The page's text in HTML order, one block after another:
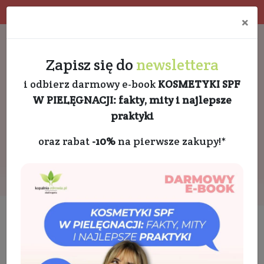
×
Zapisz się do newslettera
i odbierz darmowy e-book KOSMETYKI SPF
W PIELĘGNACJI: fakty, mity i najlepsze
praktyki
oraz rabat -10%na pierwsze zakupy!*